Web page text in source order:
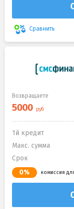
Сравнить
Возвращаете
1й кредит
Макс. сумма
Срок
0% комиссия